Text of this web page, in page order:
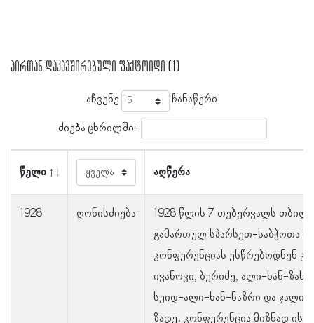
პირთან დაკავშირებული ფაქტოიდი (1)
აჩვენე ჩანაწერი
ძიება ცხრილში:
წელი აღწერა
1928 ღონისძიება
1928 წლის 7 თებერვალს
გამართულ სპარსეთ-საბჭოთა
კონფერენციას ესწრებოდნენ
ივანოვი, ბერიძე, ალი-ხან-
სეიდ-ალი-ხან-ნაზრი და
ზადე. კონფერენცია მიზნად